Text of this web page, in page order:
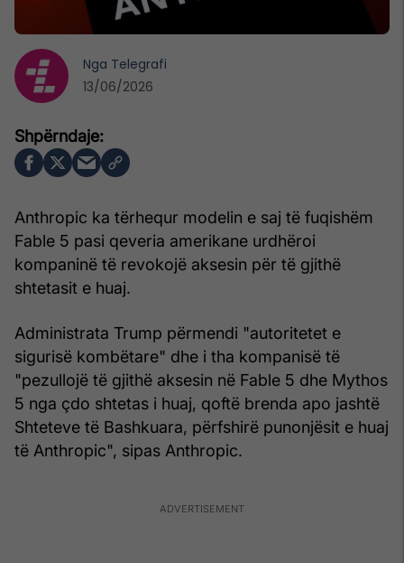
Anthropic ka tërhequr modelin e saj të fuqishëm
Fable 5 pasi qeveria amerikane urdhëroi
kompaninë të revokojë aksesin për të gjithë
shtetasit e huaj.
Administrata Trump përmendi "autoritetet e
sigurisë kombëtare" dhe i tha kompanisë të
"pezullojë të gjithë aksesin në Fable 5 dhe Mythos
5 nga çdo shtetas i huaj, qoftë brenda apo jashtë
Shteteve të Bashkuara, përfshirë punonjësit e huaj
të Anthropic", sipas Anthropic.
Nga Telegrafi
13/06/2026